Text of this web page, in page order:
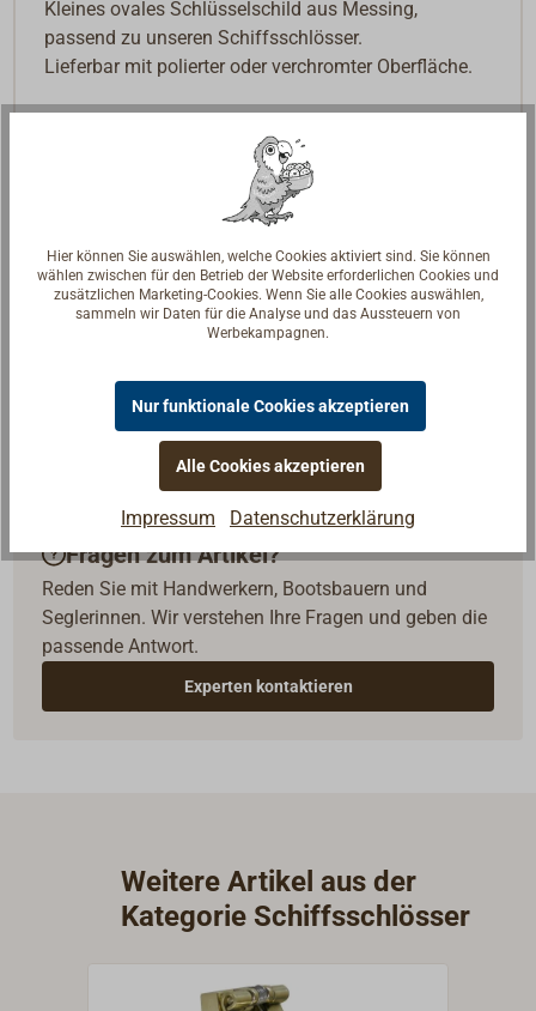
Kleines ovales Schlüsselschild aus Messing,
passend zu unseren Schiffsschlösser.
Lieferbar mit polierter oder verchromter Oberfläche.
Fragen zum Artikel?
Reden Sie mit Handwerkern, Bootsbauern und
Seglerinnen. Wir verstehen Ihre Fragen und geben die
passende Antwort.
Experten kontaktieren
Weitere Artikel aus der
Kategorie Schiffsschlösser
Hier können Sie auswählen, welche Cookies aktiviert sind. Sie können
wählen zwischen für den Betrieb der Website erforderlichen Cookies und
zusätzlichen Marketing-Cookies. Wenn Sie alle Cookies auswählen,
sammeln wir Daten für die Analyse und das Aussteuern von
Werbekampagnen.
Nur funktionale Cookies akzeptieren
Alle Cookies akzeptieren
Impressum Datenschutzerklärung